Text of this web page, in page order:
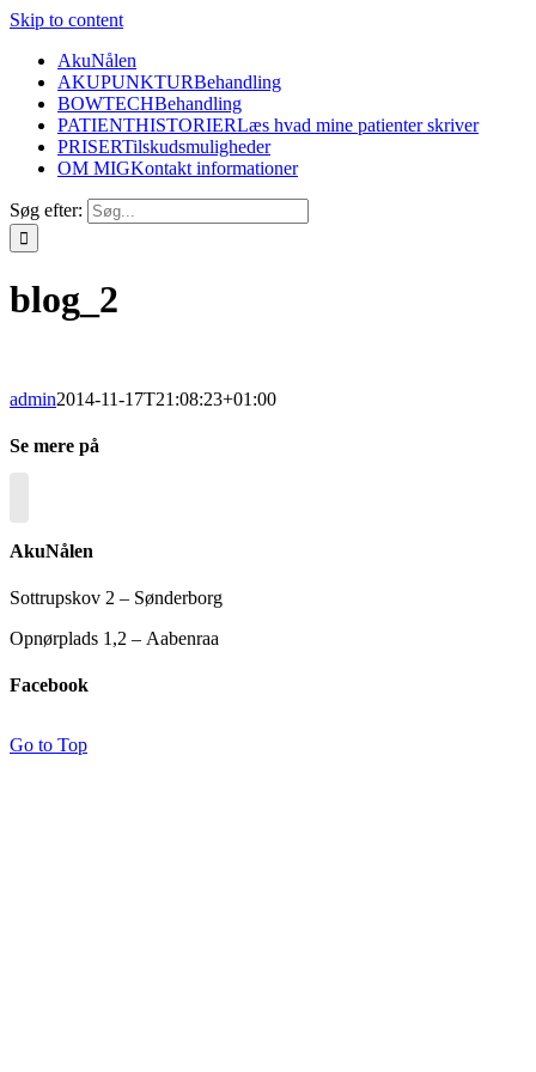
Skip to content
AkuNålen
AKUPUNKTURBehandling
BOWTECHBehandling
PATIENTHISTORIERLæs hvad mine patienter skriver
PRISERTilskudsmuligheder
OM MIGKontakt informationer
Søg efter:
blog_2
admin2014-11-17T21:08:23+01:00
Se mere på
AkuNålen
Sottrupskov 2 – Sønderborg
Opnørplads 1,2 – Aabenraa
Facebook
Go to Top